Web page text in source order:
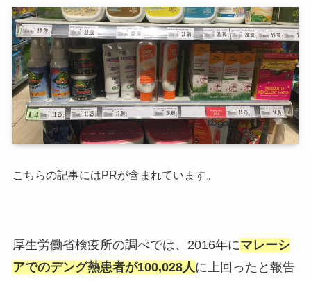
こちらの記事にはPRが含まれています。
厚生労働省検疫所の調べでは、2016年にマレーシ
アでのデング熱患者が100,028人 に上回ったと報告